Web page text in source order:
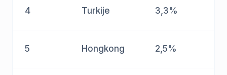
4 Turkije 3,3%
5 Hongkong 2,5%